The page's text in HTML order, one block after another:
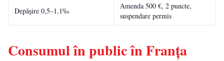
Depășire 0,5–1,1‰
Amenda 500 €, 2 puncte,
suspendare permis
Consumul în public în Franța